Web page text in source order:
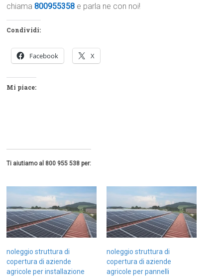
chiama800955358 e parla ne con noi!
Condividi:
Facebook X
Mi piace:
Ti aiutiamo al 800 955 538 per:
noleggio struttura di
copertura di aziende
agricole per installazione
noleggio struttura di
copertura di aziende
agricole per pannelli